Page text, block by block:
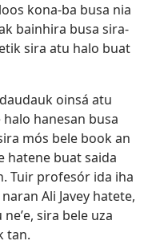
kona-ba busa nia
bainhira busa sira-
sira atu halo buat
oinsá atu
hanesan busa
mós bele book an
hatene buat saida
Tuir profesór ida iha
Ali Javey hatete,
sira bele uza
tan.